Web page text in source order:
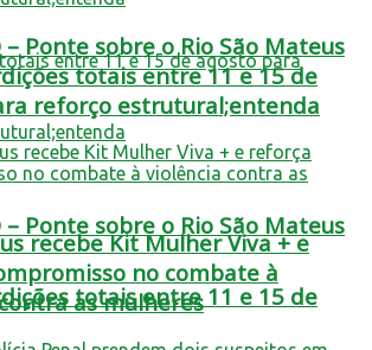
– Ponte sobre o Rio São Mateus
totais entre 11 e 15 de
– Ponte sobre o Rio São Mateus
totais entre 11 e 15 de
reforço estrutural;entenda
recebe Kit Mulher Viva + e
no combate à
as mulheres